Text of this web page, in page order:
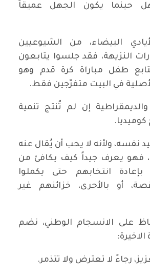
حينما يكون الجهل عميقاً
البيضاء، من الشيوعيين
النزيهة، فقد جلسوا يتابعون
طفل مباراة كرة قدم وهو
في البيت متفرّجين فقط.
إن لم تُنتج تنمية
كوميديا.
نفسه، ولأنه لا يحب أن يُقال عنه
فهو يعرف جيداً كيف يكافئ من
انتخابهم حتى يكملوا
أو بالأحرى، خزائنهم غير
على الانسجام الوطني، نضم
رجاءً لا تعترض ولا تتذمر.